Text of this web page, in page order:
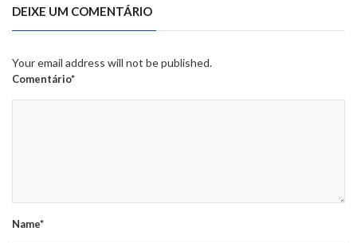
DEIXE UM COMENTÁRIO
Your email address will not be published.
Comentário*
Name*